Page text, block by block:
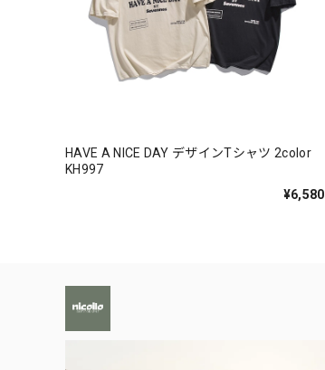
HAVE A NICE DAY デザインTシャツ 2color
KH997
¥6,580